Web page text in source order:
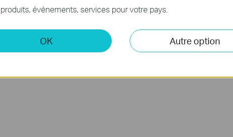
?
améliorer ce site.
événements, services pour votre pays.
OK Autre option